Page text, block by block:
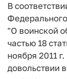
В
"О воинской
частью 18
ноября 2011
довольствии